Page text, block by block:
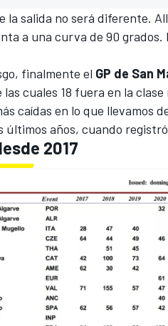
salida no será diferente.
a una curva de 90 grados.
finalmente el GP de San
las cuales 18 fuera en la
caídas en lo que llevamos
años, cuando registró
2017